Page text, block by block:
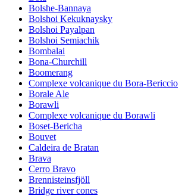
Bolshe-Bannaya
Bolshoi Kekuknaysky
Bolshoi Payalpan
Bolshoi Semiachik
Bombalai
Bona-Churchill
Boomerang
Complexe volcanique du Bora-Bericcio
Borale Ale
Borawli
Complexe volcanique du Borawli
Boset-Bericha
Bouvet
Caldeira de Bratan
Brava
Cerro Bravo
Brennisteinsfjöll
Bridge river cones